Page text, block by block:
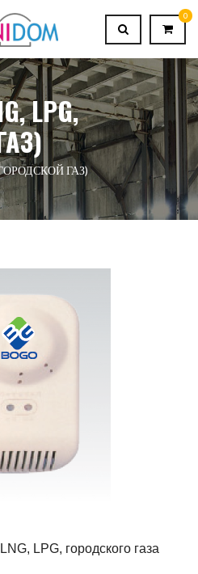
0
LPG,
ГАЗ)
LPG, городского газа